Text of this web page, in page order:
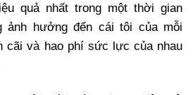
quả nhất trong một thời gian
ảnh hưởng đến cái tôi của mỗi
cãi và hao phí sức lực của nhau